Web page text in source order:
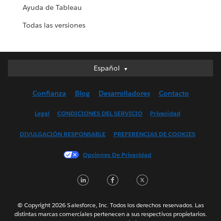
Ayuda de Tableau
Todas las versiones
Español
Español
English (UK)
Français (France)
한국어
Português
Svenska
Confianza Blog Desarrolladores Contacto
Legal CONDICIONES DEL SERVICIO Privacidad
DIVULGACIÓN RESPONSABLE PREFERENCIAS DE COOKIES
Opciones De Privacidad
LinkedInFacebook
© Copyright 2026 Salesforce, Inc. Todos los derechos reservados. Las
distintas marcas comerciales pertenecen a sus respectivos propietarios.